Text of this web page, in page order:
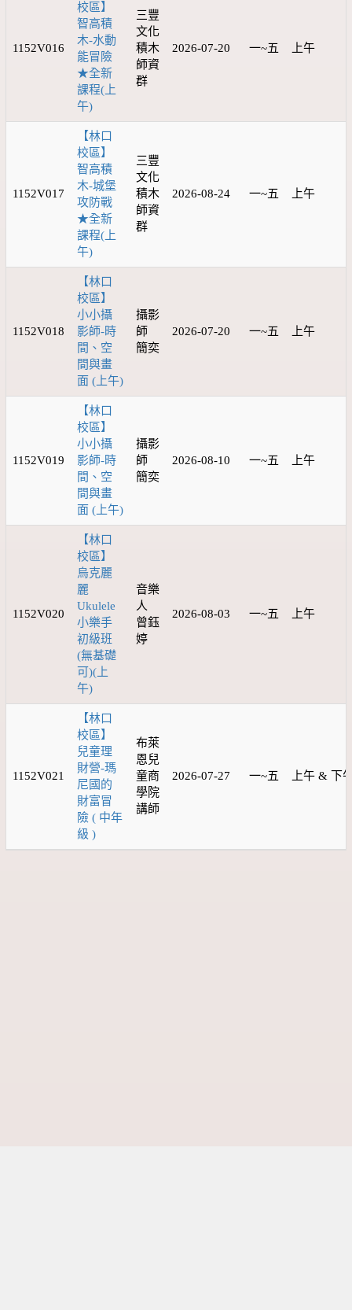
1152V016
校區】
智高積
木-水動
能冒險
★全新
課程(上
午)
三豐
文化
積木
師資
群
2026-07-20 一~五 上午
1152V017
【林口
校區】
智高積
木-城堡
攻防戰
★全新
課程(上
午)
三豐
文化
積木
師資
群
2026-08-24 一~五 上午
1152V018
【林口
校區】
小小攝
影師-時
間、空
間與畫
面 (上午)
攝影
師
簡奕
2026-07-20 一~五 上午
1152V019
【林口
校區】
小小攝
影師-時
間、空
間與畫
面 (上午)
攝影
師
簡奕
2026-08-10 一~五 上午
1152V020
【林口
校區】
烏克麗
麗
Ukulele
小樂手
初級班
(無基礎
可)(上
午)
音樂
人
曾鈺
婷
2026-08-03 一~五 上午
1152V021
【林口
校區】
兒童理
財營-瑪
尼國的
財富冒
險 ( 中年
級 )
布萊
恩兒
童商
學院
講師
2026-07-27 一~五 上午 & 下